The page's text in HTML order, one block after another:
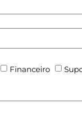
Financeiro